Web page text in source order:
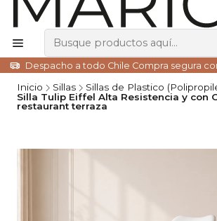
Despacho a todo Chile Compra segura
Inicio Sillas
Sillas de Plastico
Silla Tulip Eiffel Alta Resistencia y con
restaurant terraza